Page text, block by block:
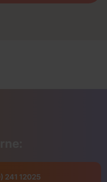
241 12025